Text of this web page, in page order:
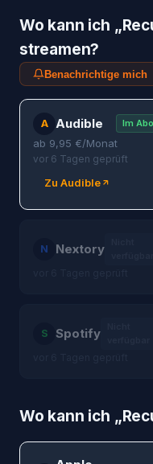
Wo kann ich „
streamen?
Benachrichtige mich
A Audible Im Abo
ab 9,95 €/Monat
vor 6 Tagen geprüft
Zu Audible
N Nextory
S Spotify
Wo kann ich „